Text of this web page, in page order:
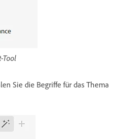
Tool
Sie die Begriffe für das Thema